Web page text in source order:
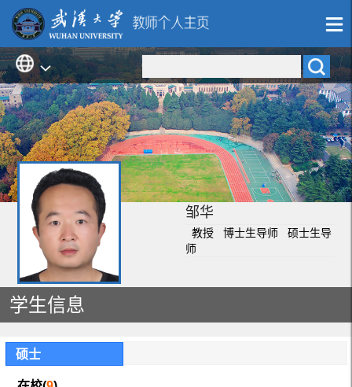
邹华
教授 博士生导师 硕士生导
师
学生信息
硕士